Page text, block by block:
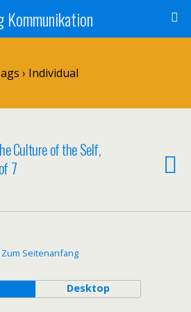
Kommunikation
› Individual
Culture of the Self,
7
Zum Seitenanfang
Desktop